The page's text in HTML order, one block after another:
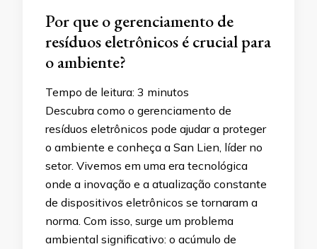
Por que o gerenciamento de
resíduos eletrônicos é crucial para
o ambiente?
Tempo de leitura: 3 minutos
Descubra como o gerenciamento de
resíduos eletrônicos pode ajudar a proteger
o ambiente e conheça a San Lien, líder no
setor. Vivemos em uma era tecnológica
onde a inovação e a atualização constante
de dispositivos eletrônicos se tornaram a
norma. Com isso, surge um problema
ambiental significativo: o acúmulo de